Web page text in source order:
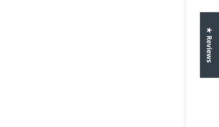
★ Reviews